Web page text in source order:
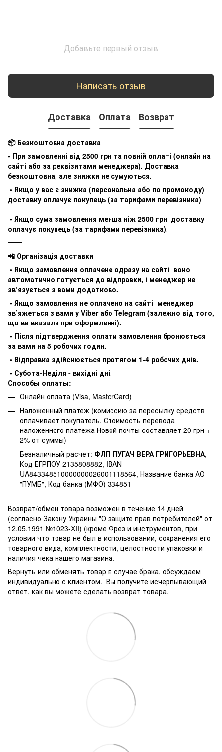
Добавьте первый отзыв
Написать отзыв
Доставка Оплата Возврат
📦 Безкоштовна доставка
• При замовленні від 2500 грн та повній оплаті (онлайн на
сайті або за реквізитами менеджера). Доставка
безкоштовна, але знижки не сумуються.
• Якщо у вас є знижка (персональна або по промокоду)
доставку оплачує покупець (за тарифами перевізника)
• Якщо сума замовлення менша ніж 2500 грн доставку
оплачує покупець (за тарифами перевізника).
⸻
📲 Організація доставки
• Якщо замовлення оплачене одразу на сайті воно
автоматично готується до відправки, і менеджер не
зв’язується з вами додатково.
• Якщо замовлення не оплачено на сайті менеджер
зв’яжеться з вами у Viber або Telegram (залежно від того,
що ви вказали при оформленні).
• Після підтвердження оплати замовлення бронюється
за вами на 5 робочих годин.
• Відправка здійснюється протягом 1-4 робочих днів.
• Субота-Неділя - вихідні дні.
Способы оплаты:
Онлайн оплата (Visa, MasterCard)
Наложенный платеж (комиссию за пересылку средств
оплачивает покупатель. Стоимость перевода
наложенного платежа Новой почты составляет 20 грн +
2% от суммы)
Безналичный расчет: ФЛП ПУГАЧ ВЕРА ГРИГОРЬЕВНА,
Код ЕГРПОУ 2135808882, IBAN
UA843348510000000026001118564, Название банка АО
"ПУМБ", Код банка (МФО) 334851
Возврат/обмен товара возможен в течение 14 дней
(согласно Закону Украины "О защите прав потребителей" от
12.05.1991 №1023-XII) (кроме Фрез и инструментов, при
условии что товар не был в использовании, сохранения его
товарного вида, комплектности, целостности упаковки и
наличия чека нашего магазина.
Вернуть или обменять товар в случае брака, обсуждаем
индивидуально с клиентом. Вы получите исчерпывающий
ответ, как вы можете сделать возврат товара.